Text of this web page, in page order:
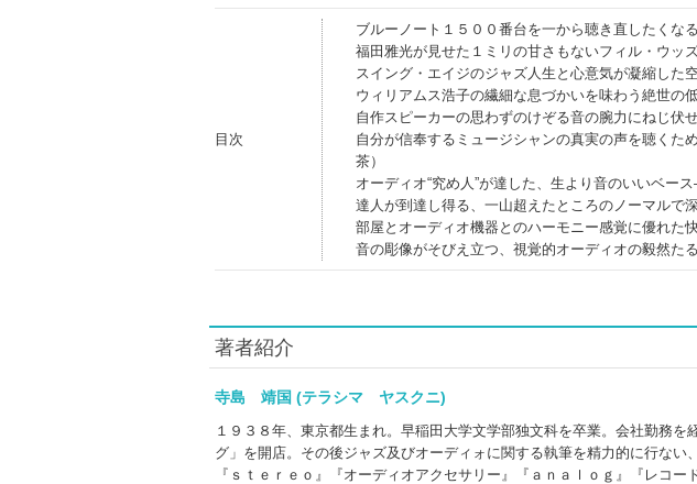
目次
ブルーノート１５００番台を一から聴き直したくな
福田雅光が見せた１ミリの甘さもないフィル・ウッ
スイング・エイジのジャズ人生と心意気が凝縮した
ウィリアムス浩子の繊細な息づかいを味わう絶世の
自作スピーカーの思わずのけぞる音の腕力にねじ伏
自分が信奉するミュージシャンの真実の声を聴く
茶）
オーディオ“究め人”が達した、生より音のいいベー
達人が到達し得る、一山超えたところのノーマルで
部屋とオーディオ機器とのハーモニー感覚に優れた
音の彫像がそびえ立つ、視覚的オーディオの毅然た
著者紹介
寺島 靖国 (テラシマ ヤスクニ)
１９３８年、東京都生まれ。早稲田大学文学部独文科を卒業。会社勤務
グ」を開店。その後ジャズ及びオーディォに関する執筆を精力的に行な
『ｓｔｅｒｅｏ』『オーディオアクセサリー』『ａｎａｌｏｇ』『レコ